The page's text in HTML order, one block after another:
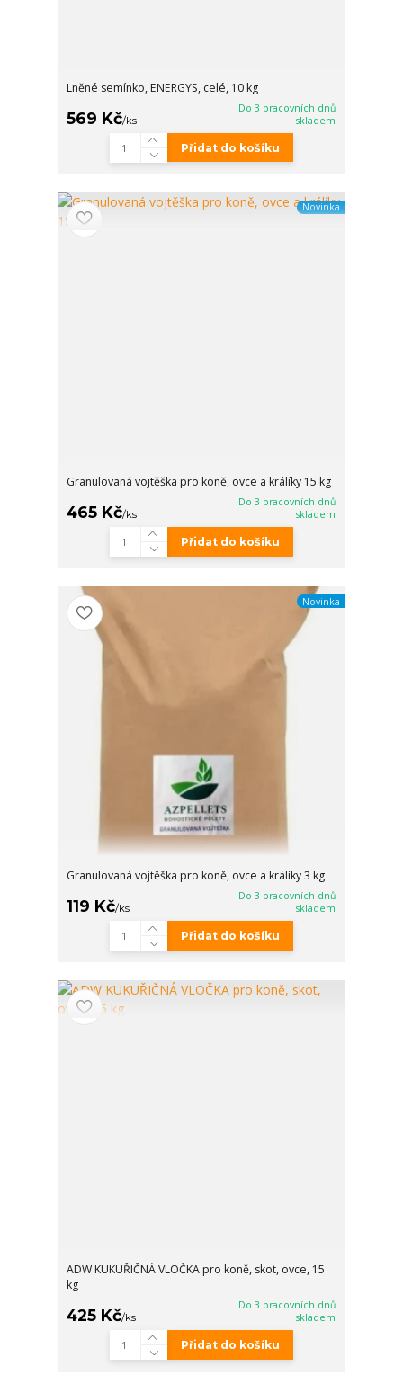
Lněné semínko, ENERGYS, celé, 10 kg
569 Kč/ks
Do 3 pracovních dnů
skladem
Přidat do košíku
Novinka
Granulovaná vojtěška pro koně, ovce a králíky 15 kg
465 Kč/ks
Do 3 pracovních dnů
skladem
Přidat do košíku
Novinka
Granulovaná vojtěška pro koně, ovce a králíky 3 kg
119 Kč/ks
Do 3 pracovních dnů
skladem
Přidat do košíku
ADW KUKUŘIČNÁ VLOČKA pro koně, skot, ovce, 15
kg
425 Kč/ks
Do 3 pracovních dnů
skladem
Přidat do košíku